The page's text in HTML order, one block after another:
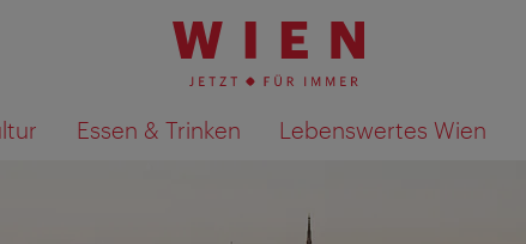
Essen & Trinken Lebenswertes Wien